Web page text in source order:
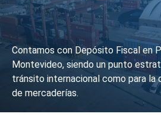
Contamos con Depósito Fiscal en
Montevideo, siendo un punto
tránsito internacional como para la
de mercaderías.